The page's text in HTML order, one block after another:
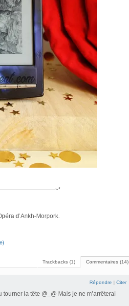
d’Ankh-Morpork.
Commentaires (14)
Trackbacks (1)
Répondre | Citer
la tête @_@ Mais je ne m’arrêterai